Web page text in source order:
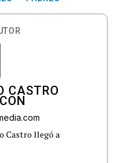
CASTRO
Castro llegó a